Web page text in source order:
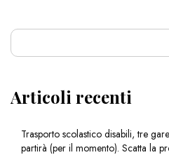
Articoli recenti
Trasporto scolastico disabili, tre
partirà (per il momento). Scatta la